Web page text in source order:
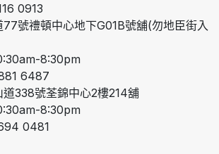
0913
號禮頓中心地下G01B號舖(勿地臣街入
8:30pm
6487
道338號荃錦中心2樓214舖
8:30pm
0481